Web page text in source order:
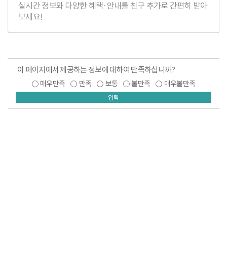
실시간 정보와 다양한 혜택·안내를 친구 추가로 간편히 받아
보세요!
이 페이지에서 제공하는 정보에 대하여 만족하십니까?
매우만족 만족 보통 불만족 매우불만족
입력